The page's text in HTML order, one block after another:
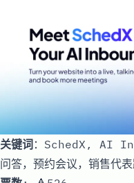
关键词：SchedX, AI
问答，预约会议，销售代